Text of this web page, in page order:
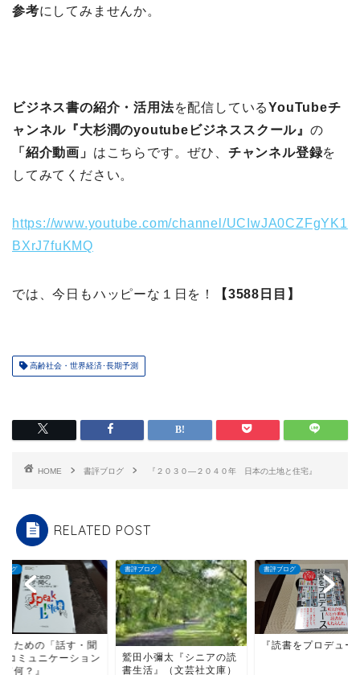
参考にしてみませんか。
ビジネス書の紹介・活用法を配信しているYouTubeチ
ャンネル『大杉潤のyoutubeビジネススクール』 の
「紹介動画」 はこちらです。ぜひ、 チャンネル登録を
してみてください。
https://www.youtube.com/channel/UCIwJA0CZFgYK1
BXrJ7fuKMQ
では、今日もハッピーな１日を！ 【3588日目】
高齢社会・世界経済･長期予測
HOME 書評ブログ 『２０３０―２０４０年 日本の土地と住宅』
RELATED POST
ログ
くための「話す・聞
コミュニケーション
何？』
書評ブログ
鷲田小彌太『シニアの読
書生活』（文芸社文庫）
書評ブログ
『読書をプロデュー